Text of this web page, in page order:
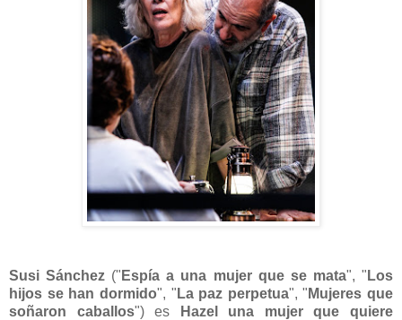
Susi Sánchez (" Espía a una mujer que se mata", " Los
hijos se han dormido", " La paz perpetua", " Mujeres que
soñaron caballos") es
Hazel una mujer que quiere